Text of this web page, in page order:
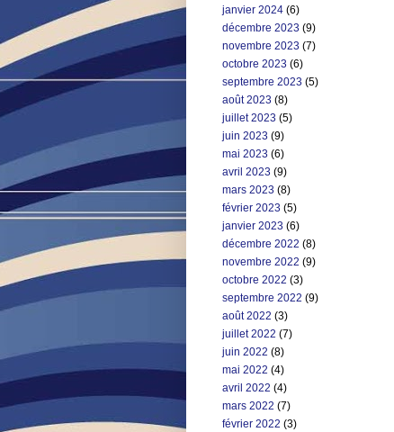
janvier 2024 (6)
décembre 2023 (9)
novembre 2023 (7)
octobre 2023 (6)
septembre 2023 (5)
août 2023 (8)
juillet 2023 (5)
juin 2023 (9)
mai 2023 (6)
avril 2023 (9)
mars 2023 (8)
février 2023 (5)
janvier 2023 (6)
décembre 2022 (8)
novembre 2022 (9)
octobre 2022 (3)
septembre 2022 (9)
août 2022 (3)
juillet 2022 (7)
juin 2022 (8)
mai 2022 (4)
avril 2022 (4)
mars 2022 (7)
février 2022 (3)